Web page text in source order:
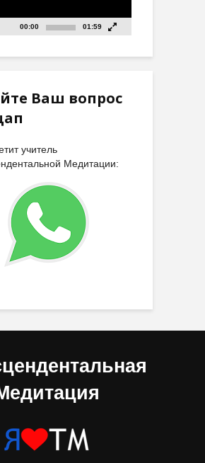
00:00 01:59
Ваш вопрос
учитель
Медитации: